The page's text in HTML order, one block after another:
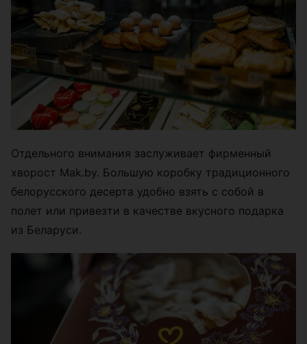
Отдельного внимания заслуживает фирменный
хворост Mak.by. Большую коробку традиционного
белорусского десерта удобно взять с собой в
полет или привезти в качестве вкусного подарка
из Беларуси.